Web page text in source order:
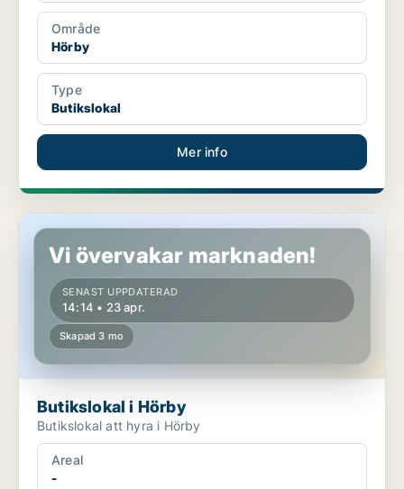
Område
Hörby
Type
Butikslokal
Mer info
Butikslokal i Hörby
Vi övervakar marknaden!
SENAST UPPDATERAD
14:14 • 23 apr.
Skapad 3 mo
Butikslokal i Hörby
Butikslokal att hyra i Hörby
Areal
-